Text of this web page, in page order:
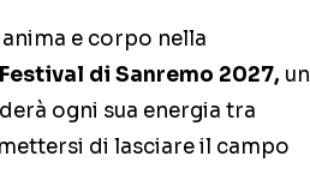
e corpo nella
Festival di Sanremo 2027, un
ogni sua energia tra
di lasciare il campo